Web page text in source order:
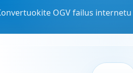
OGV failus